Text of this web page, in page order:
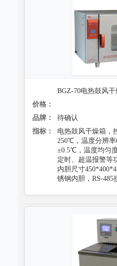
BGZ-70电热鼓风
价格：
品牌：
待确认
指标：
电热鼓风干燥箱，
250℃，温度分辨
±0.5℃，温度均匀
定时、超温报警等
内胆尺寸
锈钢内胆，RS-485